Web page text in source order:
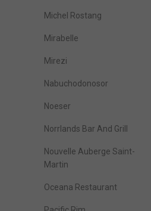
Michel Rostang
Mirabelle
Mirezi
Nabuchodonosor
Noeser
Norrlands Bar And Grill
Nouvelle Auberge Saint-
Martin
Oceana Restaurant